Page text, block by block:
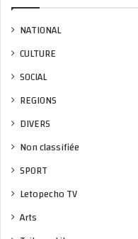
NATIONAL
CULTURE
SOCIAL
REGIONS
DIVERS
Non classifiée
SPORT
Letopecho TV
Arts